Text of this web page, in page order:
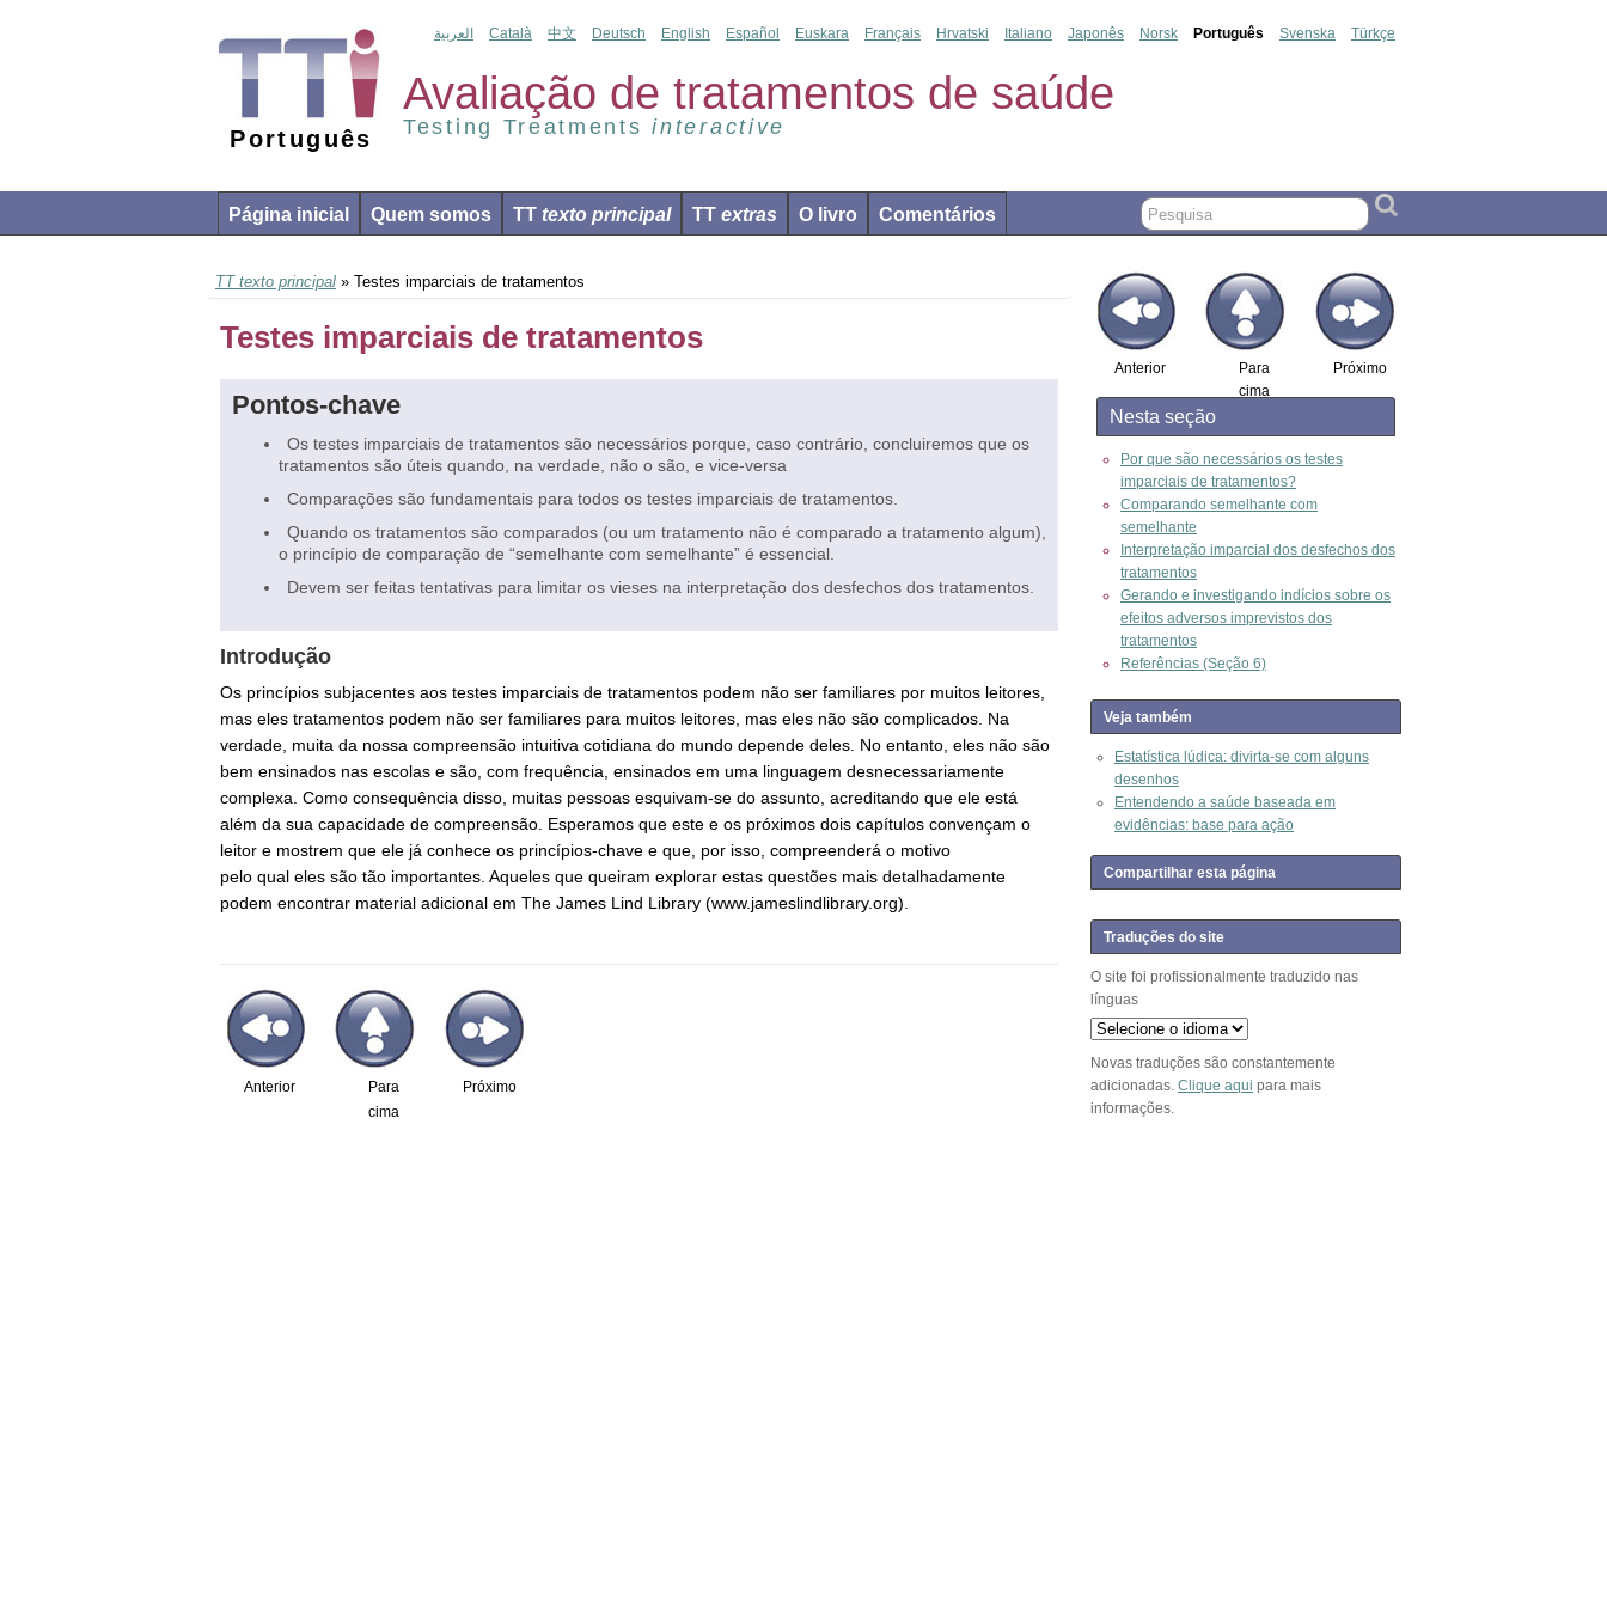
Português
Avaliação de tratamentos de saúde
Testing Treatmentsinteractive
العربية Català 中文 Deutsch English Español Euskara Français Hrvatski Italiano Japonês Norsk Português Svenska Türkçe
Página inicial Quem somos TT texto principal TT extras O livro Comentários
TT texto principal » Testes imparciais de tratamentos
Testes imparciais de tratamentos
Pontos-chave
Os testes imparciais de tratamentos são necessários porque, caso contrário, concluiremos que os
tratamentos são úteis quando, na verdade, não o são, e vice-versa
Comparações são fundamentais para todos os testes imparciais de tratamentos.
Quando os tratamentos são comparados (ou um tratamento não é comparado a tratamento algum),
o princípio de comparação de “semelhante com semelhante” é essencial.
Devem ser feitas tentativas para limitar os vieses na interpretação dos desfechos dos tratamentos.
Introdução
Os princípios subjacentes aos testes imparciais de tratamentos podem não ser familiares por muitos leitores,
mas eles tratamentos podem não ser familiares para muitos leitores, mas eles não são complicados. Na
verdade, muita da nossa compreensão intuitiva cotidiana do mundo depende deles. No entanto, eles não são
bem ensinados nas escolas e são, com frequência, ensinados em uma linguagem desnecessariamente
complexa. Como consequência disso, muitas pessoas esquivam-se do assunto, acreditando que ele está
além da sua capacidade de compreensão. Esperamos que este e os próximos dois capítulos convençam o
leitor e mostrem que ele já conhece os princípios-chave e que, por isso, compreenderá o motivo
pelo qual eles são tão importantes. Aqueles que queiram explorar estas questões mais detalhadamente
podem encontrar material adicional em The James Lind Library (www.jameslindlibrary.org).
Para
cima
Anterior Próximo
Para
cima
Anterior Próximo
Nesta seção
Por que são necessários os testes
imparciais de tratamentos?
Comparando semelhante com
semelhante
Interpretação imparcial dos desfechos dos
tratamentos
Gerando e investigando indícios sobre os
efeitos adversos imprevistos dos
tratamentos
Referências (Seção 6)
Veja também
Estatística lúdica: divirta-se com alguns
desenhos
Entendendo a saúde baseada em
evidências: base para ação
Compartilhar esta página
Traduções do site
O site foi profissionalmente traduzido nas
línguas
Novas traduções são constantemente
adicionadas. Clique aqui para mais
informações.